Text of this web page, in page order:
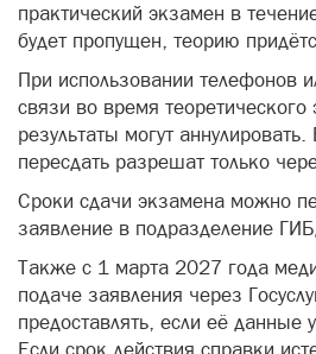
практический экзамен в
будет пропущен, теорию
При использовании телефонов
связи во время теоретического
результаты могут
пересдать разрешат только
Сроки сдачи экзамена можно
заявление в подразделение
Также с 1 марта 2027 года
подаче заявления через
предоставлять, если её данные
Если срок действия справки